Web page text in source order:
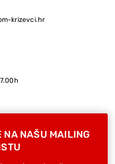
krizevci.hr
NA NAŠU MAILING